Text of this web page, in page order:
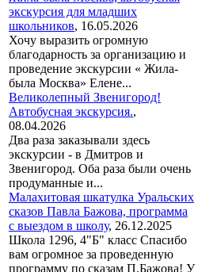
экскурсия для младших
школьников, 16.05.2026
Хочу выразить огромную
благодарность за организацию и
проведение экскурсии « Жила-
была Москва» Елене...
Великолепный Звенигород!
Автобусная экскурсия.,
08.04.2026
Два раза заказывали здесь
экскурсии - в Дмитров и
Звенигород. Оба раза были очень
продуманные и...
Малахитовая шкатулка Уральских
сказов Павла Бажова, программа
с выездом в школу, 26.12.2025
Школа 1296, 4"Б" класс Спасибо
вам огромное за проведенную
программу по сказам П.Бажова! У